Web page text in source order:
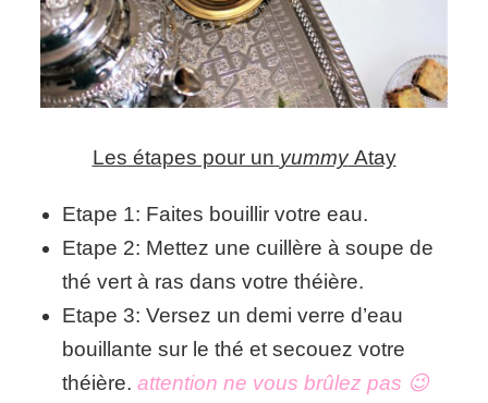
Les étapes pour un yummyAtay
Etape 1: Faites bouillir votre eau.
Etape 2: Mettez une cuillère à soupe de
thé vert à ras dans votre théière.
Etape 3: Versez un demi verre d’eau
bouillante sur le thé et secouez votre
théière.attention ne vous brûlez pas 😉